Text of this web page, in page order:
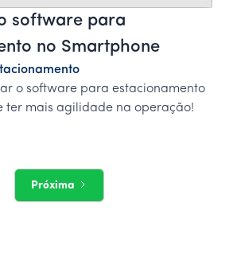
software para
no Smartphone
o software para estacionamento
ter mais agilidade na operação!
Próxima